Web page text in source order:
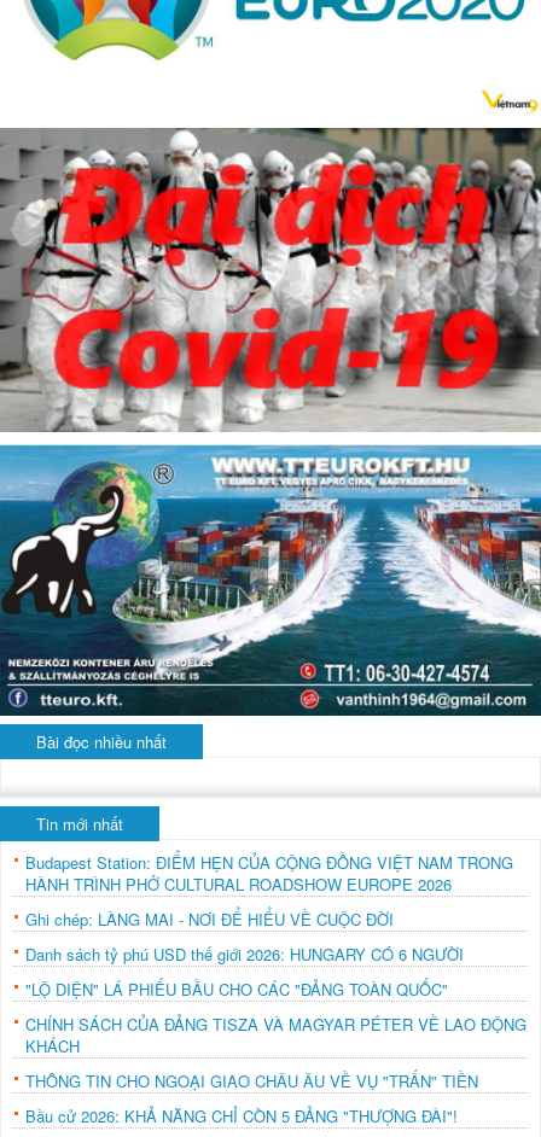
Bài đọc nhiều nhất
Tin mới nhất
Budapest Station: ĐIỂM HẸN CỦA CỘNG ĐỒNG VIỆT NAM TRONG
HÀNH TRÌNH PHỞ CULTURAL ROADSHOW EUROPE 2026
Ghi chép: LÀNG MAI - NƠI ĐỂ HIỂU VỀ CUỘC ĐỜI
Danh sách tỷ phú USD thế giới 2026: HUNGARY CÓ 6 NGƯỜI
"LỘ DIỆN" LÁ PHIẾU BẦU CHO CÁC "ĐẢNG TOÀN QUỐC"
CHÍNH SÁCH CỦA ĐẢNG TISZA VÀ MAGYAR PÉTER VỀ LAO ĐỘNG
KHÁCH
THÔNG TIN CHO NGOẠI GIAO CHÂU ÂU VỀ VỤ "TRẤN" TIỀN
Bầu cử 2026: KHẢ NĂNG CHỈ CÒN 5 ĐẢNG "THƯỢNG ĐÀI"!